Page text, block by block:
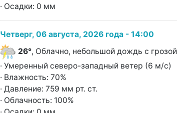
· Осадки: 0 мм
Четверг, 06 августа, 2026 года - 14:00
26°, Облачно, небольшой дождь с грозой
· Умеренный северо-западный ветер (6 м/с)
· Влажность: 70%
· Давление: 759 мм рт. ст.
· Облачность: 100%